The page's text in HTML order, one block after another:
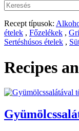
Recept típusok:
ételek , Főzelékek ,
Sertéshúsos ételek ,
Recipes